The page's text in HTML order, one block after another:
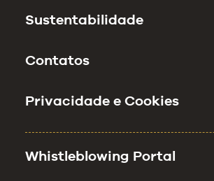
Sustentabilidade
Contatos
Privacidade e Cookies
Whistleblowing Portal